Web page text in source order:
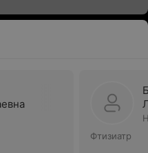
Фтизиатр